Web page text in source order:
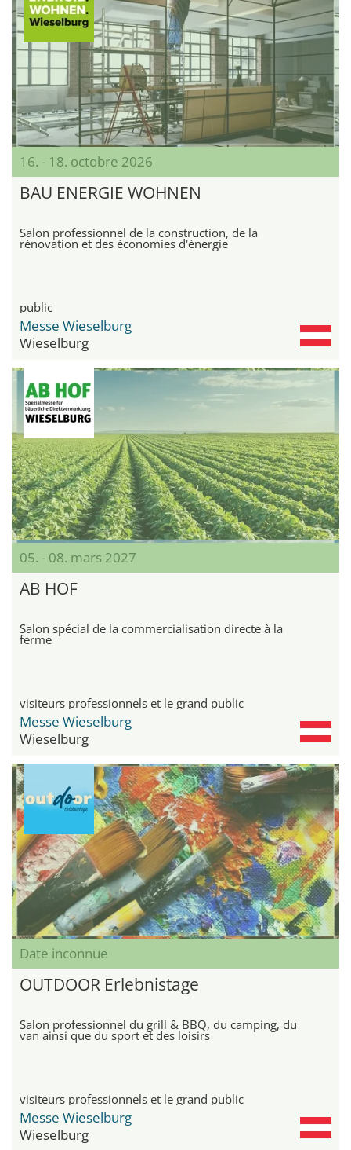
16. - 18. octobre 2026
BAU ENERGIE WOHNEN
Salon professionnel de la construction, de la
rénovation et des économies d'énergie
public
Messe Wieselburg
Wieselburg
05. - 08. mars 2027
AB HOF
Salon spécial de la commercialisation directe à la
ferme
visiteurs professionnels et le grand public
Messe Wieselburg
Wieselburg
Date inconnue
OUTDOOR Erlebnistage
Salon professionnel du grill & BBQ, du camping, du
van ainsi que du sport et des loisirs
visiteurs professionnels et le grand public
Messe Wieselburg
Wieselburg